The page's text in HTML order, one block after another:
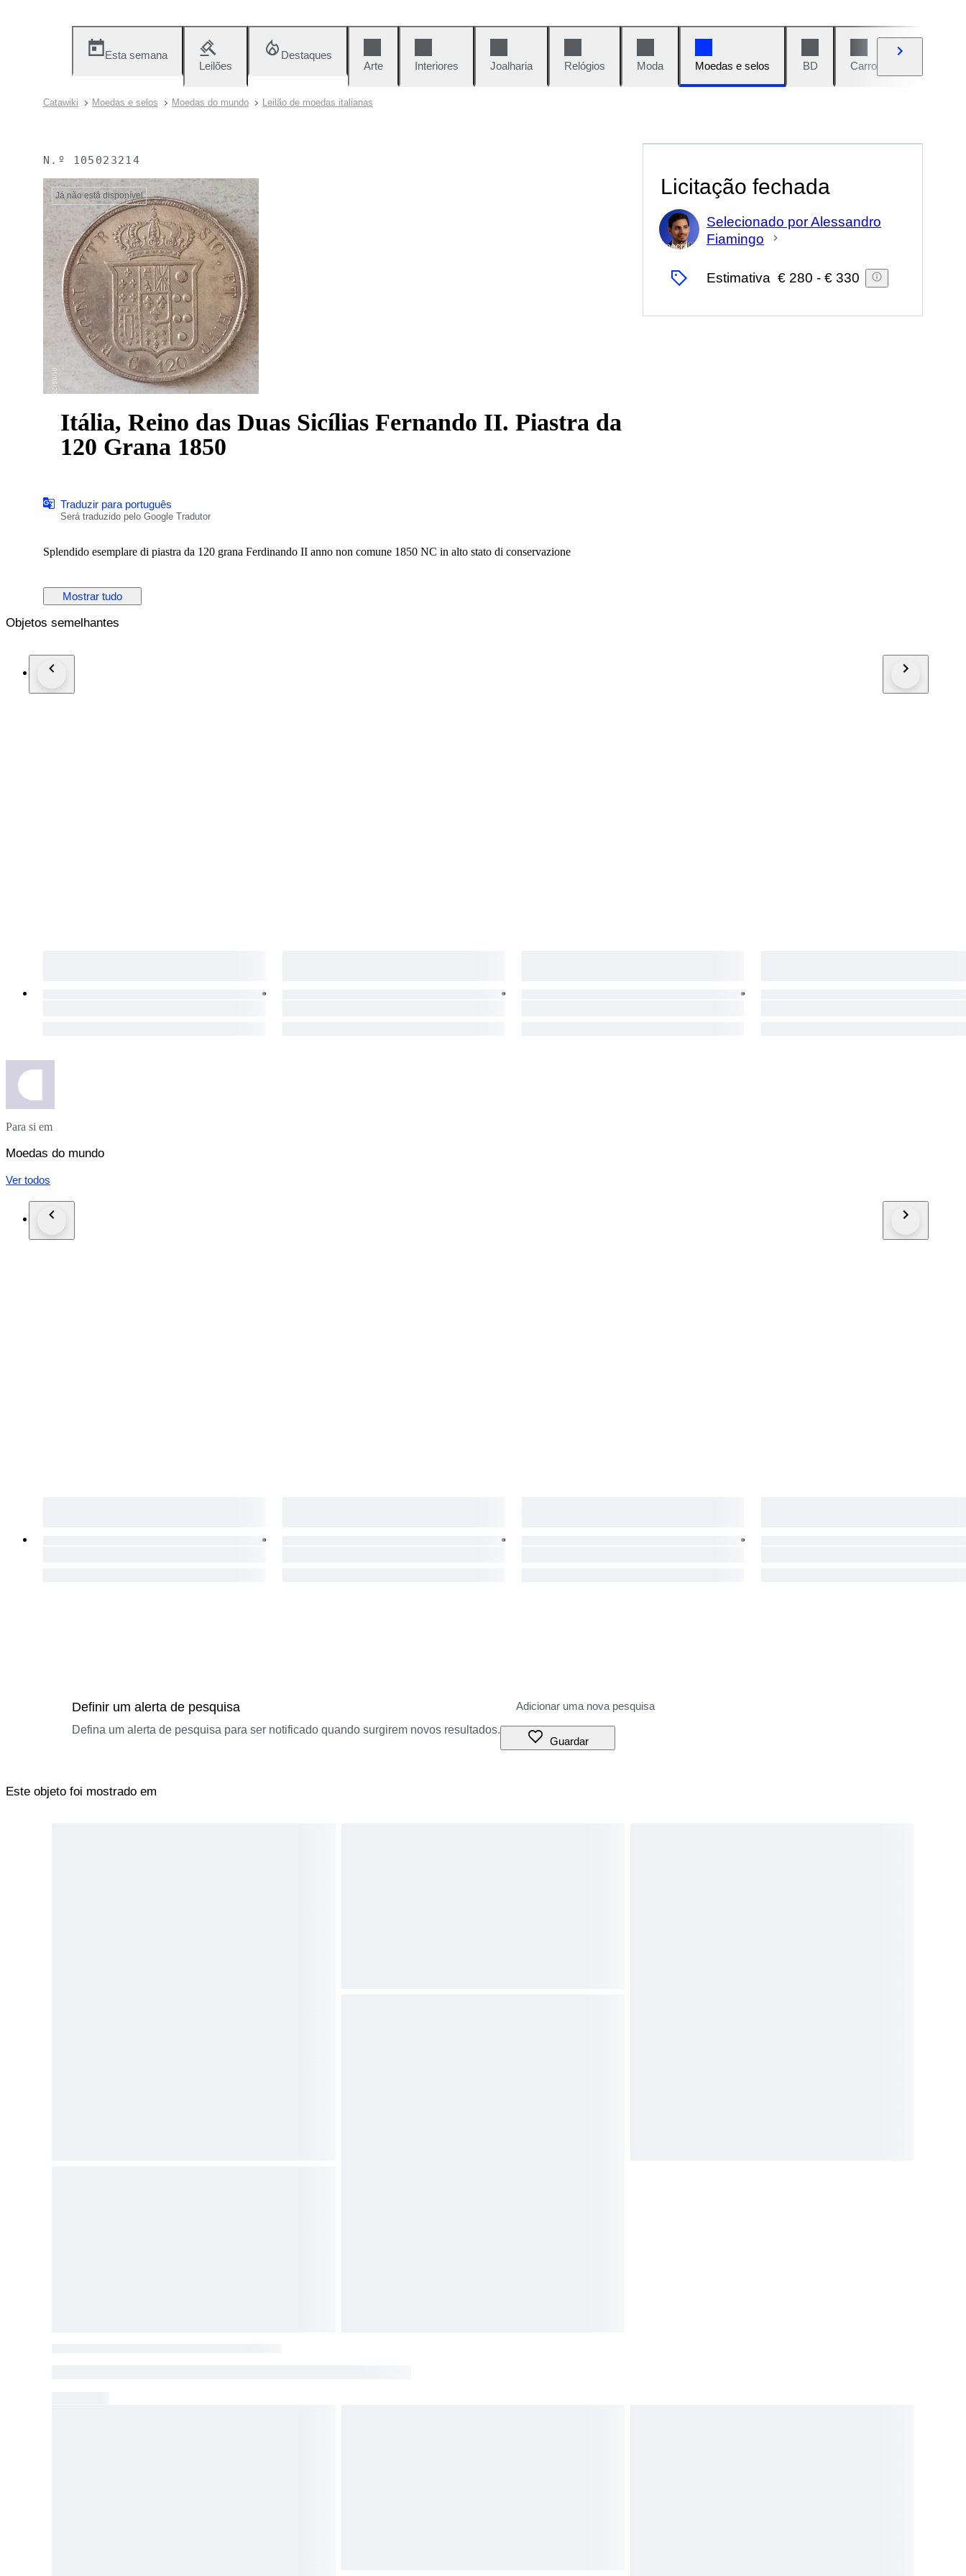
Esta semana
Leilões
Destaques
Arte
Interiores Joalharia Relógios Moda Moedas e selos BD Carros e motos
Catawiki Moedas e selos Moedas do mundo Leilão de moedas italianas
N.º 105023214
Já não está disponível
Itália, Reino das Duas Sicílias Fernando II. Piastra da
120 Grana 1850
Traduzir para português
Será traduzido pelo Google Tradutor
Splendido esemplare di piastra da 120 grana Ferdinando II anno non comune 1850 NC in alto stato di conservazione
Mostrar tudo
Licitação fechada
Especialista
Selecionado por Alessandro
Fiamingo
Estimativa € 280 - € 330
Objetos semelhantes
Para si em
Moedas do mundo
Ver todos
Definir um alerta de pesquisa
Defina um alerta de pesquisa para ser notificado quando surgirem novos resultados.
Guardar
Este objeto foi mostrado em